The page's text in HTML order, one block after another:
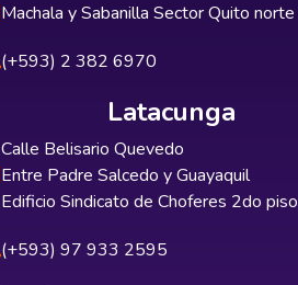
Machala y Sabanilla Sector Quito norte
(+593) 2 382 6970
Latacunga
Calle Belisario Quevedo
Entre Padre Salcedo y Guayaquil
Edificio Sindicato de Choferes 2do piso
(+593) 97 933 2595